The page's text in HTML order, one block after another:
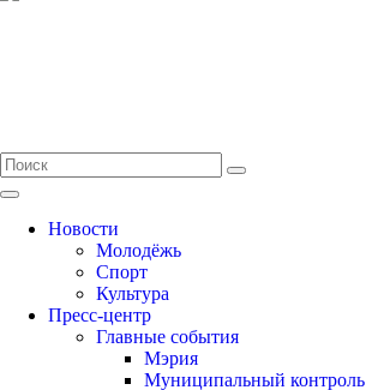
Новости
Молодёжь
Спорт
Культура
Пресс-центр
Главные события
Мэрия
Муниципальный контроль